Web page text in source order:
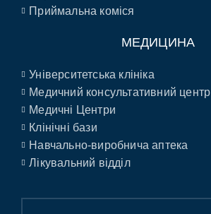
Приймальна коміся
МЕДИЦИНА
Університетська клініка
Медичний консультативний центр
Медичні Центри
Клінічні бази
Навчально-виробнича аптека
Лікувальний відділ